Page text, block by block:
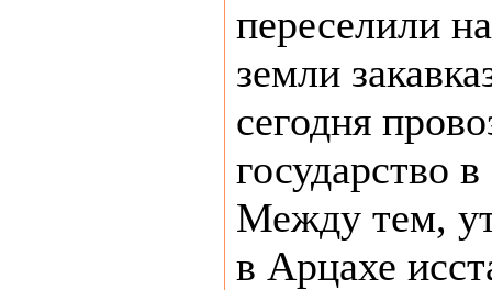
переселили
земли
сегодня
государство
Между тем,
в Арцахе